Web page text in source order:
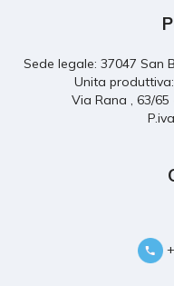
Sede legale: 37047 San
Unita
Via Rana , 63/